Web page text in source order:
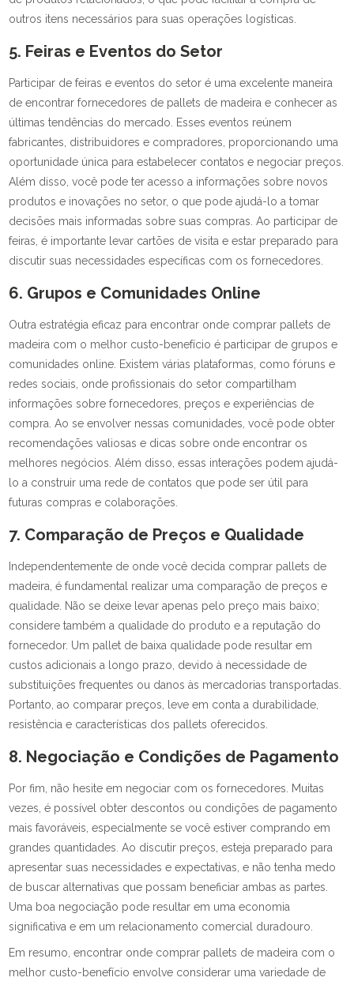
outros itens necessários para suas operações logísticas.
5. Feiras e Eventos do Setor
Participar de feiras e eventos do setor é uma excelente maneira
de encontrar fornecedores de pallets de madeira e conhecer as
últimas tendências do mercado. Esses eventos reúnem
fabricantes, distribuidores e compradores, proporcionando uma
oportunidade única para estabelecer contatos e negociar preços.
Além disso, você pode ter acesso a informações sobre novos
produtos e inovações no setor, o que pode ajudá-lo a tomar
decisões mais informadas sobre suas compras. Ao participar de
feiras, é importante levar cartões de visita e estar preparado para
discutir suas necessidades específicas com os fornecedores.
6. Grupos e Comunidades Online
Outra estratégia eficaz para encontrar onde comprar pallets de
madeira com o melhor custo-benefício é participar de grupos e
comunidades online. Existem várias plataformas, como fóruns e
redes sociais, onde profissionais do setor compartilham
informações sobre fornecedores, preços e experiências de
compra. Ao se envolver nessas comunidades, você pode obter
recomendações valiosas e dicas sobre onde encontrar os
melhores negócios. Além disso, essas interações podem ajudá-
lo a construir uma rede de contatos que pode ser útil para
futuras compras e colaborações.
7. Comparação de Preços e Qualidade
Independentemente de onde você decida comprar pallets de
madeira, é fundamental realizar uma comparação de preços e
qualidade. Não se deixe levar apenas pelo preço mais baixo;
considere também a qualidade do produto e a reputação do
fornecedor. Um pallet de baixa qualidade pode resultar em
custos adicionais a longo prazo, devido à necessidade de
substituições frequentes ou danos às mercadorias transportadas.
Portanto, ao comparar preços, leve em conta a durabilidade,
resistência e características dos pallets oferecidos.
8. Negociação e Condições de Pagamento
Por fim, não hesite em negociar com os fornecedores. Muitas
vezes, é possível obter descontos ou condições de pagamento
mais favoráveis, especialmente se você estiver comprando em
grandes quantidades. Ao discutir preços, esteja preparado para
apresentar suas necessidades e expectativas, e não tenha medo
de buscar alternativas que possam beneficiar ambas as partes.
Uma boa negociação pode resultar em uma economia
significativa e em um relacionamento comercial duradouro.
Em resumo, encontrar onde comprar pallets de madeira com o
melhor custo-benefício envolve considerar uma variedade de